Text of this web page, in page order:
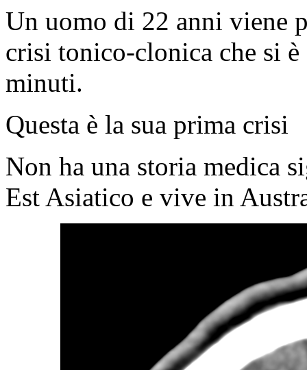
Un uomo di 22 anni viene
crisi tonico-clonica che si
minuti.
Questa è la sua prima crisi
Non ha una storia medica
Est Asiatico e vive in